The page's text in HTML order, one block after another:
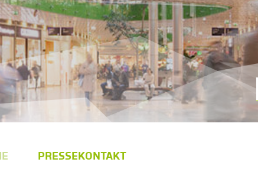
PRESSEKONTAKT